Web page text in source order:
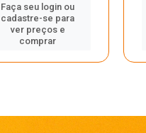
Faça seu login ou
cadastre-se para
ver preços e
comprar